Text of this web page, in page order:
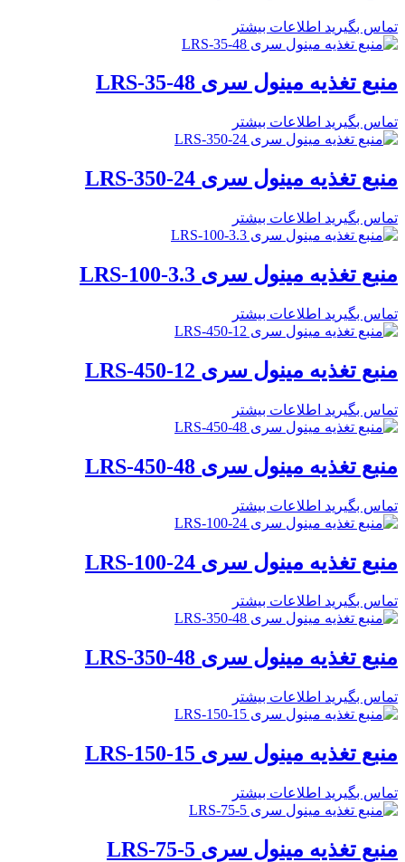
تماس بگیرید اطلاعات بیشتر
منبع تغذیه مینول سری LRS-35-48
تماس بگیرید اطلاعات بیشتر
منبع تغذیه مینول سری LRS-350-24
تماس بگیرید اطلاعات بیشتر
منبع تغذیه مینول سری LRS-100-3.3
تماس بگیرید اطلاعات بیشتر
منبع تغذیه مینول سری LRS-450-12
تماس بگیرید اطلاعات بیشتر
منبع تغذیه مینول سری LRS-450-48
تماس بگیرید اطلاعات بیشتر
منبع تغذیه مینول سری LRS-100-24
تماس بگیرید اطلاعات بیشتر
منبع تغذیه مینول سری LRS-350-48
تماس بگیرید اطلاعات بیشتر
منبع تغذیه مینول سری LRS-150-15
تماس بگیرید اطلاعات بیشتر
منبع تغذیه مینول سری LRS-75-5